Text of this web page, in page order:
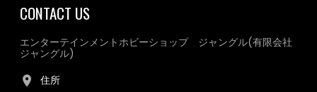
CONTACT US
エンターテインメントホビーショップ ジャングル(有限会社
ジャングル)
住所